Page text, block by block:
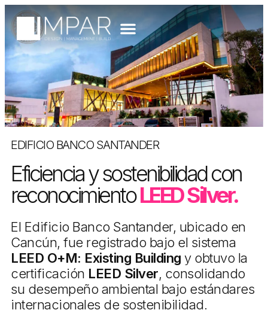
EDIFICIO BANCO SANTANDER
Eficiencia y sostenibilidad con
reconocimientoLEED Silver.
El Edificio Banco Santander, ubicado en
Cancún, fue registrado bajo el sistema
LEED O+M: Existing Building y obtuvo la
certificación LEED Silver, consolidando
su desempeño ambiental bajo estándares
internacionales de sostenibilidad.